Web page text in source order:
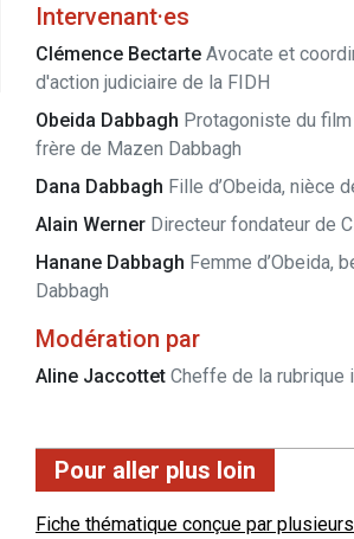
Intervenant·es
Clémence Bectarte Avocate et
d'action judiciaire de la FIDH
Obeida Dabbagh Protagoniste du
frère de Mazen Dabbagh
Dana Dabbagh Fille d’Obeida, nièce
Alain Werner Directeur fondateur de
Hanane Dabbagh Femme d’Obeida,
Dabbagh
Modération par
Aline Jaccottet Cheffe de la rubrique
Pour aller plus loin
Fiche thématique conçue par